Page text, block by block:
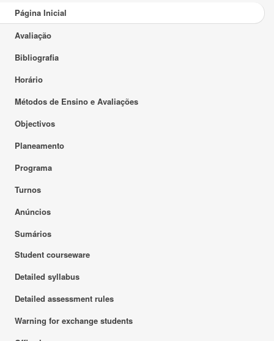
Página Inicial
Avaliação
Bibliografia
Horário
Métodos de Ensino e Avaliações
Objectivos
Planeamento
Programa
Turnos
Anúncios
Sumários
Student courseware
Detailed syllabus
Detailed assessment rules
Warning for exchange students